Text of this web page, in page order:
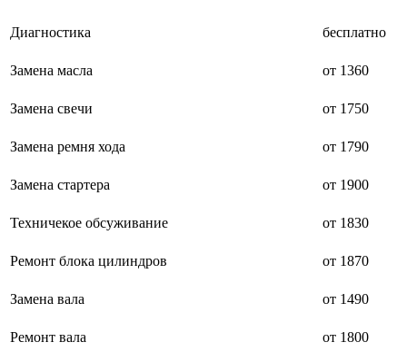
буферных накопителей
бутербродниц
cd ресиверов
чайников
чебуречниц
чиллеров
датчиков качества воды
датчиков протечки
дегидраторов
Диагностика бесплатно
Замена масла от 1360
Замена свечи от 1750
Замена ремня хода от 1790
Замена стартера от 1900
Техничекое обсуживание от 1830
Ремонт блока цилиндров от 1870
Замена вала от 1490
Ремонт вала от 1800